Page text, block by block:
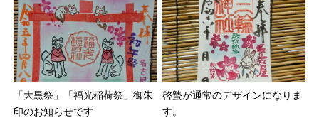
「大黒祭」「福光稲荷祭」御朱
印のお知らせです
啓蟄が通常のデザインになりま
す。